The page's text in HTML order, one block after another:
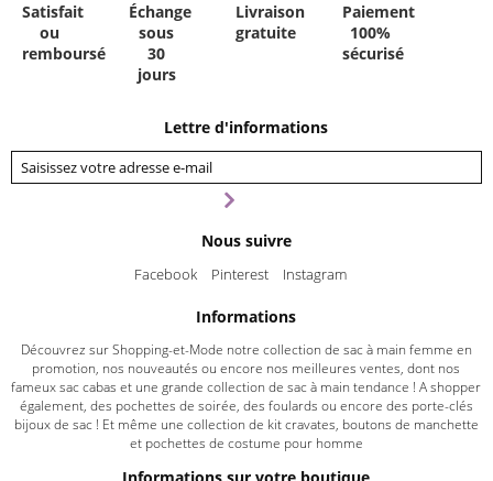
Satisfait
ou
remboursé
Échange
sous
30
jours
Livraison
gratuite
Paiement
100%
sécurisé
Lettre d'informations
Nous suivre
Facebook Pinterest Instagram
Informations
Découvrez sur Shopping-et-Mode notre collection de sac à main femme en
promotion, nos nouveautés ou encore nos meilleures ventes, dont nos
fameux sac cabas et une grande collection de sac à main tendance ! A shopper
également, des pochettes de soirée, des foulards ou encore des porte-clés
bijoux de sac ! Et même une collection de kit cravates, boutons de manchette
et pochettes de costume pour homme